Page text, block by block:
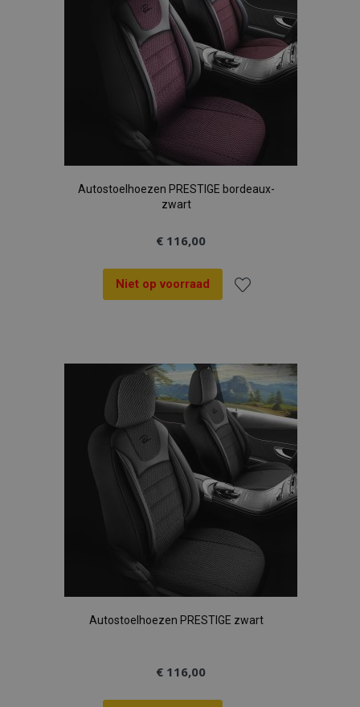
Autostoelhoezen PRESTIGE bordeaux-
zwart
€ 116,00
Niet op voorraad
aan
verlanglijst
Autostoelhoezen PRESTIGE zwart
€ 116,00